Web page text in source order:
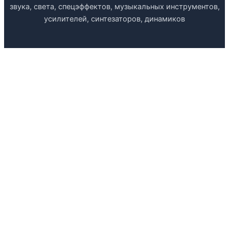
звука, света, спецэффектов, музыкальных инструментов,
усилителей, синтезаторов, динамиков